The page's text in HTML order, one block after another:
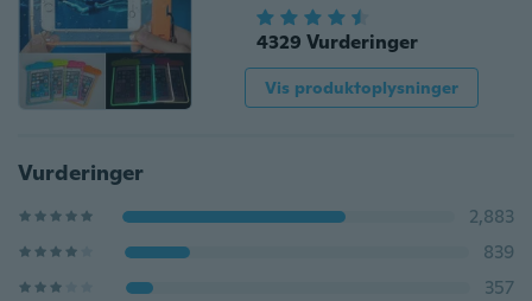
4329 Vurderinger
Vis produktoplysninger
Vurderinger
2,883
839
357